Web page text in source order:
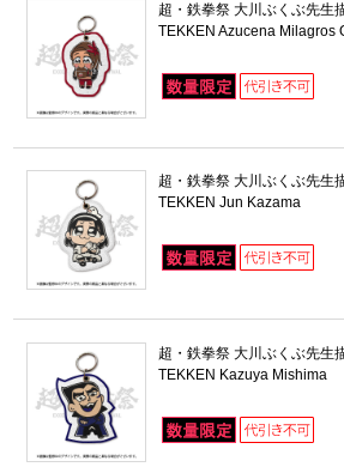
超・鉄拳祭 大川ぶくぶ先生
TEKKEN Azucena Milagros
超・鉄拳祭 大川ぶくぶ先生
TEKKEN Jun Kazama
超・鉄拳祭 大川ぶくぶ先生
TEKKEN Kazuya Mishima